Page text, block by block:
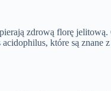
zdrową florę jelitową.
które są znane